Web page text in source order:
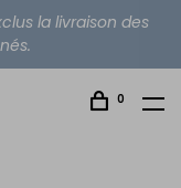
la livraison des
0